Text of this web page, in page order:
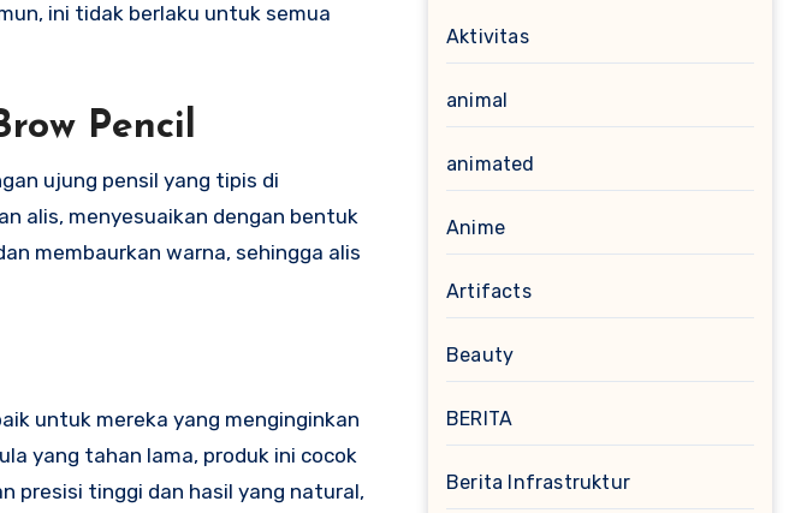
ini tidak berlaku untuk semua
Pencil
ujung pensil yang tipis di
alis, menyesuaikan dengan bentuk
membaurkan warna, sehingga alis
untuk mereka yang menginginkan
yang tahan lama, produk ini cocok
presisi tinggi dan hasil yang natural,
Aktivitas
animal
animated
Anime
Artifacts
Beauty
BERITA
Berita Infrastruktur